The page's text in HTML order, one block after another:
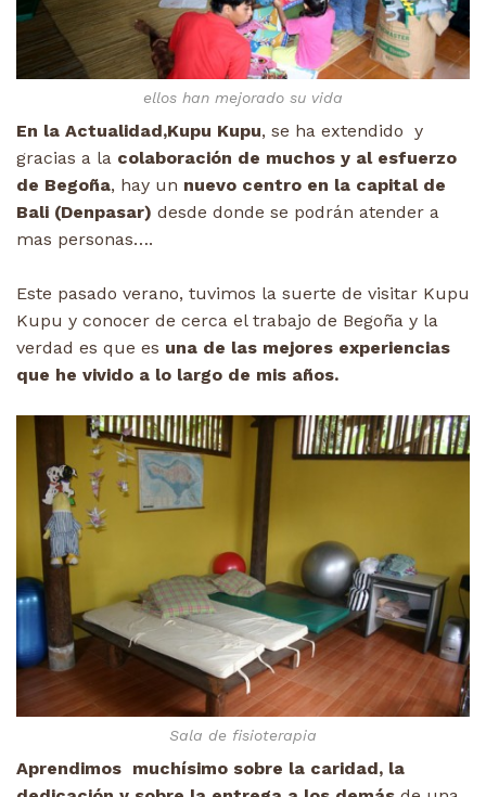
ellos han mejorado su vida
En la Actualidad,Kupu Kupu, se ha extendido y
gracias a la colaboración de muchos y al esfuerzo
de Begoña, hay un nuevo centro en la capital de
Bali (Denpasar) desde donde se podrán atender a
mas personas….
Este pasado verano, tuvimos la suerte de visitar Kupu
Kupu y conocer de cerca el trabajo de Begoña y la
verdad es que es una de las mejores experiencias
que he vivido a lo largo de mis años.
Sala de fisioterapia
Aprendimos muchísimo sobre la caridad, la